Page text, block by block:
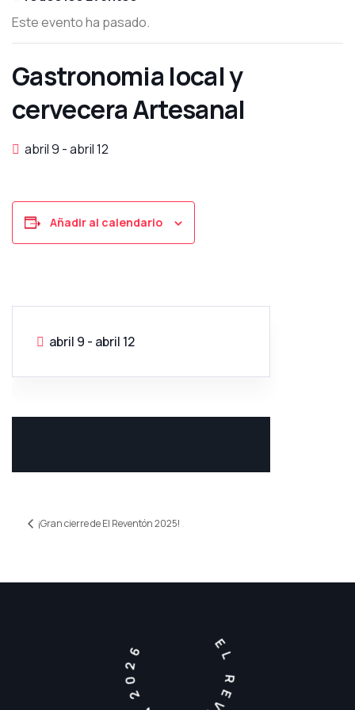
Este evento ha pasado.
Gastronomia local y
cervecera Artesanal
abril 9 -abril 12
Añadir al calendario
abril 9 - abril 12
¡Gran cierre de El Reventón 2025!
EL REVENTON 2026